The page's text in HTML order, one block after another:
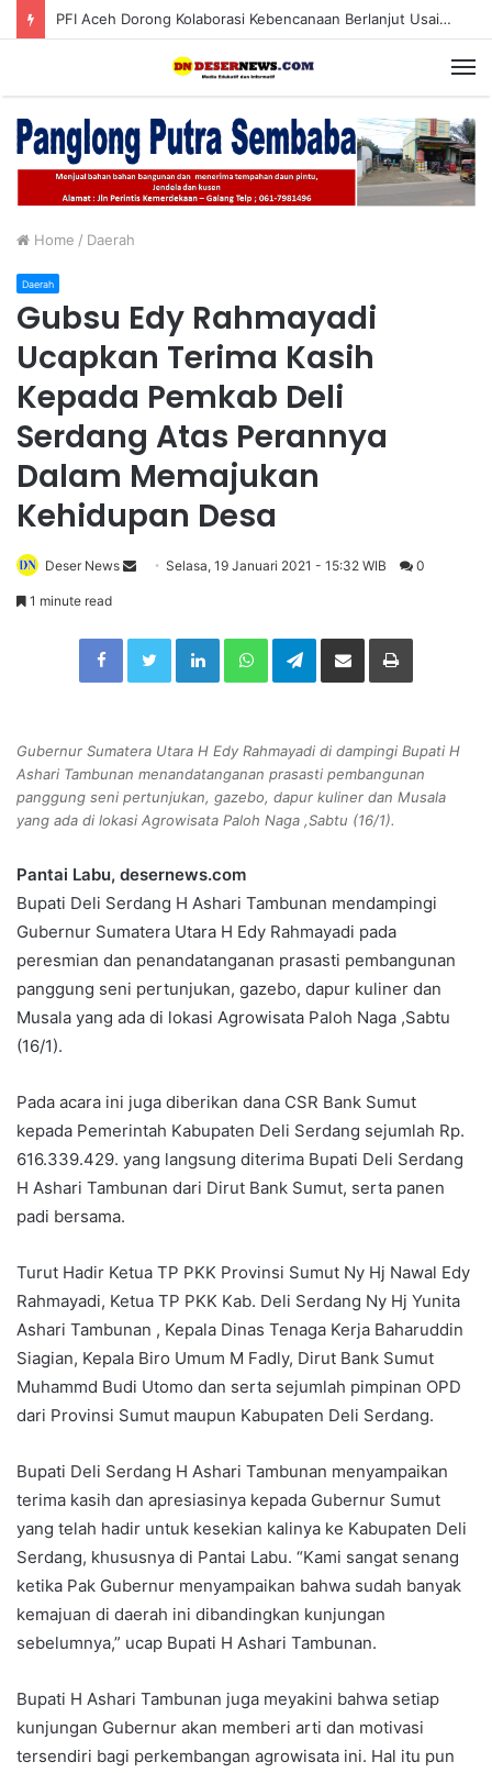
PFI Aceh Dorong Kolaborasi Kebencanaan Berlanjut Usai Pameran “Prahara Pulau Emas”
Home / Daerah
Daerah
Gubsu Edy Rahmayadi
Ucapkan Terima Kasih
Kepada Pemkab Deli
Serdang Atas Perannya
Dalam Memajukan
Kehidupan Desa
Deser News
a
m
a
i
Selasa, 19 Januari 2021 - 15:32 WIB 0
1 minute read
Facebook Twitter LinkedIn WhatsApp Telegram
Gubernur Sumatera Utara H Edy Rahmayadi di dampingi Bupati H
Ashari Tambunan menandatanganan prasasti pembangunan
panggung seni pertunjukan, gazebo, dapur kuliner dan Musala
yang ada di lokasi Agrowisata Paloh Naga ,Sabtu (16/1).
Pantai Labu, desernews.com
Bupati Deli Serdang H Ashari Tambunan mendampingi
Gubernur Sumatera Utara H Edy Rahmayadi pada
peresmian dan penandatanganan prasasti pembangunan
panggung seni pertunjukan, gazebo, dapur kuliner dan
Musala yang ada di lokasi Agrowisata Paloh Naga ,Sabtu
(16/1).
Pada acara ini juga diberikan dana CSR Bank Sumut
kepada Pemerintah Kabupaten Deli Serdang sejumlah Rp.
616.339.429. yang langsung diterima Bupati Deli Serdang
H Ashari Tambunan dari Dirut Bank Sumut, serta panen
padi bersama.
Turut Hadir Ketua TP PKK Provinsi Sumut Ny Hj Nawal Edy
Rahmayadi, Ketua TP PKK Kab. Deli Serdang Ny Hj Yunita
Ashari Tambunan , Kepala Dinas Tenaga Kerja Baharuddin
Siagian, Kepala Biro Umum M Fadly, Dirut Bank Sumut
Muhammd Budi Utomo dan serta sejumlah pimpinan OPD
dari Provinsi Sumut maupun Kabupaten Deli Serdang.
Bupati Deli Serdang H Ashari Tambunan menyampaikan
terima kasih dan apresiasinya kepada Gubernur Sumut
yang telah hadir untuk kesekian kalinya ke Kabupaten Deli
Serdang, khususnya di Pantai Labu. “Kami sangat senang
ketika Pak Gubernur menyampaikan bahwa sudah banyak
kemajuan di daerah ini dibandingkan kunjungan
sebelumnya,” ucap Bupati H Ashari Tambunan.
Bupati H Ashari Tambunan juga meyakini bahwa setiap
kunjungan Gubernur akan memberi arti dan motivasi
tersendiri bagi perkembangan agrowisata ini. Hal itu pun